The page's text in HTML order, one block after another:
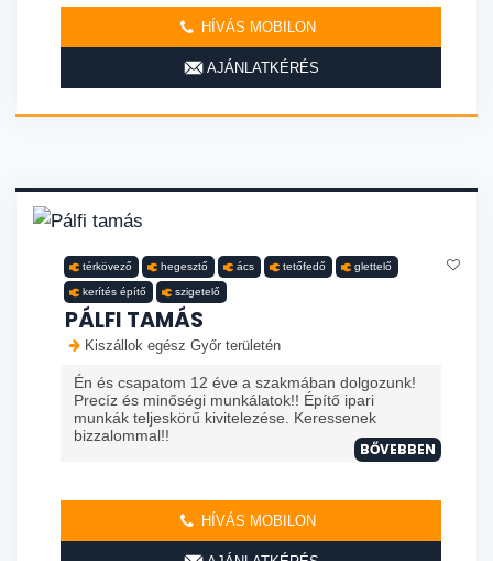
HÍVÁS MOBILON
AJÁNLATKÉRÉS
térkövező hegesztő ács tetőfedő glettelő
kerítés építő szigetelő
PÁLFI TAMÁS
Kiszállok egész Győr területén
Én és csapatom 12 éve a szakmában dolgozunk!
Precíz és minőségi munkálatok!! Építő ipari
munkák teljeskörű kivitelezése. Keressenek
bizzalommal!!
BŐVEBBEN
HÍVÁS MOBILON